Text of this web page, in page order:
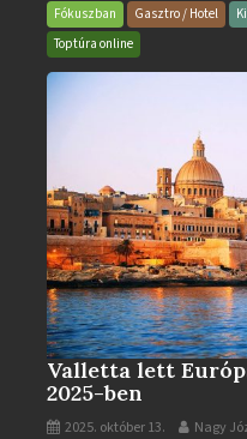
és
Gyógyfürdő
bejegyzéshez
Fókuszban Gasztro / Hotel
Toptúra online
Valletta lett
2025-ben
2025. október 13. Nagy